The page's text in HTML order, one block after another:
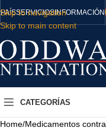
Skip to navigation
Skip to main content
PAÍSSERVICIOSINFORMACIÓN
CATEGORÍAS
Home/Medicamentos